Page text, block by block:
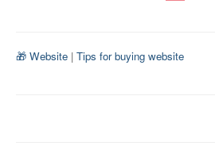
🎁 Website | Tips for buying website